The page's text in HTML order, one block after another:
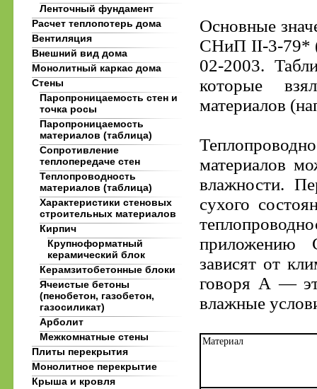
Ленточный фундамент
Расчет теплопотерь дома
Вентиляция
Внешний вид дома
Монолитный каркас дома
Стены
Паропроницаемость стен и
точка росы
Паропроницаемость
материалов (таблица)
Сопротивление
теплопередаче стен
Теплопроводность
материалов (таблица)
Характеристики стеновых
строительных материалов
Кирпич
Крупноформатный
керамический блок
Керамзитобетонные блоки
Ячеистые бетоны
(пенобетон, газобетон,
газосиликат)
Арболит
Межкомнатные стены
Плиты перекрытия
Монолитное перекрытие
Крыша и кровля
Основные
СНиП II-3-79*
02-2003.
которые
материалов
материалов
влажности.
сухого
приложению
зависят от
говоря А —
влажные
Материал